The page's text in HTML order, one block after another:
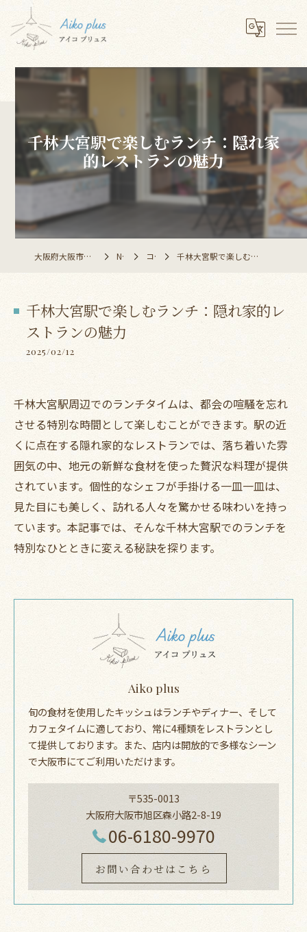
千林大宮駅で楽しむランチ：隠れ家
的レストランの魅力
大阪府大阪市のレストランならAiko plus NEWS コラム 千林大宮駅で楽しむランチ：隠れ家的レストランの魅力
千林大宮駅で楽しむランチ：隠れ家的レ
ストランの魅力
2025/02/12
千林大宮駅周辺でのランチタイムは、都会の喧騒を忘れ
させる特別な時間として楽しむことができます。駅の近
くに点在する隠れ家的なレストランでは、落ち着いた雰
囲気の中、地元の新鮮な食材を使った贅沢な料理が提供
されています。個性的なシェフが手掛ける一皿一皿は、
見た目にも美しく、訪れる人々を驚かせる味わいを持っ
ています。本記事では、そんな千林大宮駅でのランチを
特別なひとときに変える秘訣を探ります。
Aiko plus
旬の食材を使用したキッシュはランチやディナー、そして
カフェタイムに適しており、常に4種類をレストランとし
て提供しております。また、店内は開放的で多様なシーン
で大阪市にてご利用いただけます。
〒535-0013
大阪府大阪市旭区森小路2-8-19
06-6180-9970
お問い合わせはこちら